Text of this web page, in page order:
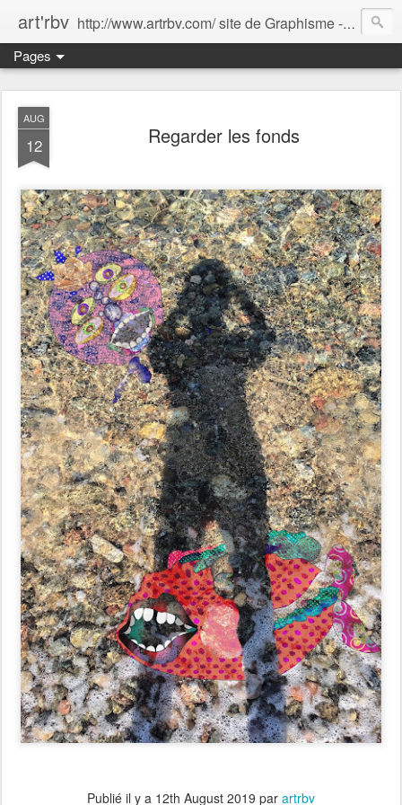
art'rbv http://www.artrbv.com/ site de Graphisme - Illustrations - Edition - Animations - Publicité
Pages
AUG
12 Regarder les fonds
Publié il y a 12th August 2019 par artrbv